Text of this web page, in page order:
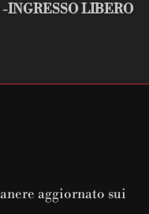
-INGRESSO LIBERO
aggiornato sui